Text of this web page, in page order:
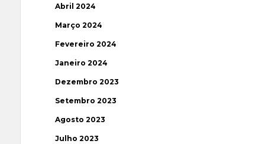
Abril 2024
Março 2024
Fevereiro 2024
Janeiro 2024
Dezembro 2023
Setembro 2023
Agosto 2023
Julho 2023